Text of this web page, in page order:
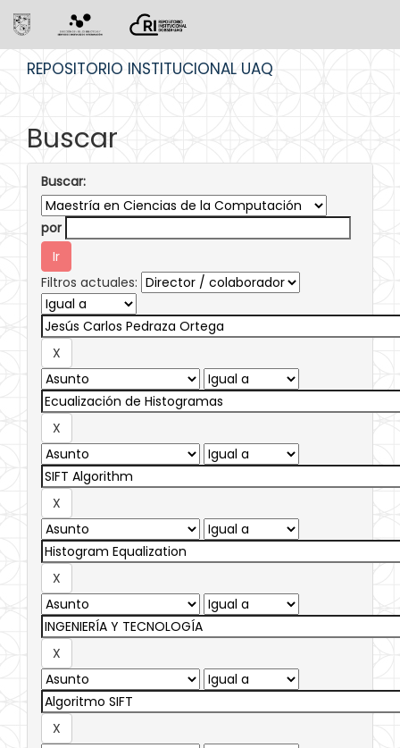
REPOSITORIO INSTITUCIONAL UAQ
Buscar
Buscar:
por
Filtros actuales: